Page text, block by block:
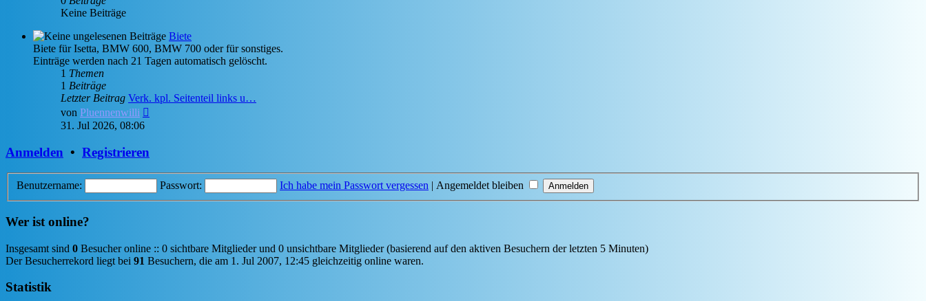
Keine Beiträge
Biete
Biete für Isetta, BMW 600, BMW 700 oder für sonstiges.
Einträge werden nach 21 Tagen automatisch gelöscht.
1 Themen
1 Beiträge
Letzter Beitrag Verk. kpl. Seitenteil links u…
von Pluennenwilli
31. Jul 2026, 08:06
Anmelden • Registrieren
Benutzername: Passwort: Ich habe mein Passwort vergessen | Angemeldet bleiben
Wer ist online?
Insgesamt sind 0 Besucher online :: 0 sichtbare Mitglieder und 0 unsichtbare Mitglieder (basierend auf den aktiven Besuchern der letzten 5 Minuten)
Der Besucherrekord liegt bei 91 Besuchern, die am 1. Jul 2007, 12:45 gleichzeitig online waren.
Statistik